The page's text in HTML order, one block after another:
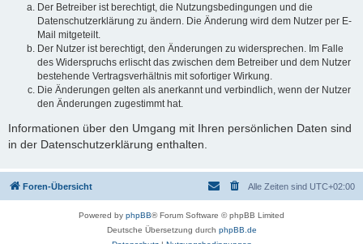
Der Betreiber ist berechtigt, die Nutzungsbedingungen und die
Datenschutzerklärung zu ändern. Die Änderung wird dem Nutzer per E-
Mail mitgeteilt.
Der Nutzer ist berechtigt, den Änderungen zu widersprechen. Im Falle
des Widerspruchs erlischt das zwischen dem Betreiber und dem Nutzer
bestehende Vertragsverhältnis mit sofortiger Wirkung.
Die Änderungen gelten als anerkannt und verbindlich, wenn der Nutzer
den Änderungen zugestimmt hat.
Informationen über den Umgang mit Ihren persönlichen Daten sind
in der Datenschutzerklärung enthalten.
Foren-Übersicht Alle Zeiten sind UTC+02:00
Powered by phpBB® Forum Software © phpBB Limited
Deutsche Übersetzung durch phpBB.de